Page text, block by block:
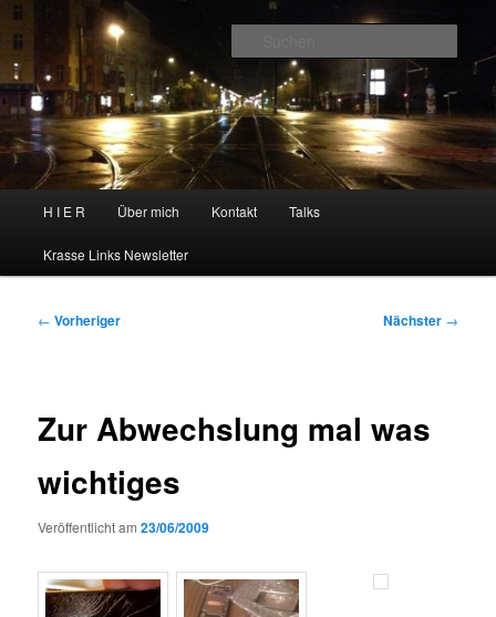
primären
Inhalt
springenH I E R
H I E R Über mich Kontakt Talks
Krasse Links Newsletter
Beitragsnavigation
← Vorheriger Nächster →
Zur Abwechslung mal was
wichtiges
Veröffentlicht am23/06/2009